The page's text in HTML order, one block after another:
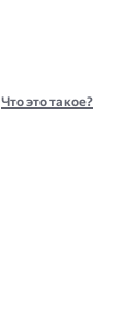
Что это такое?